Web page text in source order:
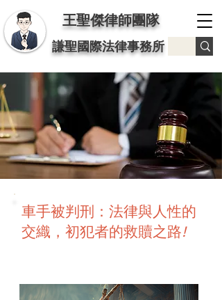
王聖傑律師團隊
謙聖國際法律事務所
車手被判刑：法律與人性的
交織，初犯者的救贖之路!